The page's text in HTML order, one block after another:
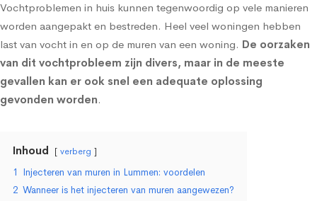
Vochtproblemen in huis kunnen tegenwoordig op vele manieren
worden aangepakt en bestreden. Heel veel woningen hebben
last van vocht in en op de muren van een woning. De oorzaken
van dit vochtprobleem zijn divers, maar in de meeste
gevallen kan er ook snel een adequate oplossing
gevonden worden.
Inhoud verberg
1 Injecteren van muren in Lummen: voordelen
2 Wanneer is het injecteren van muren aangewezen?